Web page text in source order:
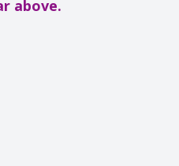
above.